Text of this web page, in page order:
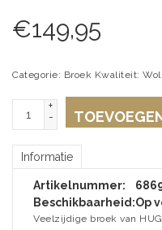
€149,95
Categorie: Broek Kwaliteit:
+
-
Informatie
Artikelnummer:
Beschikbaarheid:Op
Veelzijdige broek van